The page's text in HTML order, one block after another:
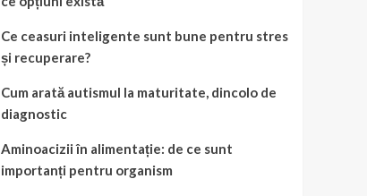
Ce ceasuri inteligente sunt bune pentru stres
și recuperare?
Cum arată autismul la maturitate, dincolo de
diagnostic
Aminoacizii în alimentație: de ce sunt
importanți pentru organism